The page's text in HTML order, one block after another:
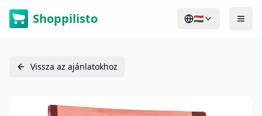
Shoppilisto 🇭🇺
Vissza az ajánlatokhoz